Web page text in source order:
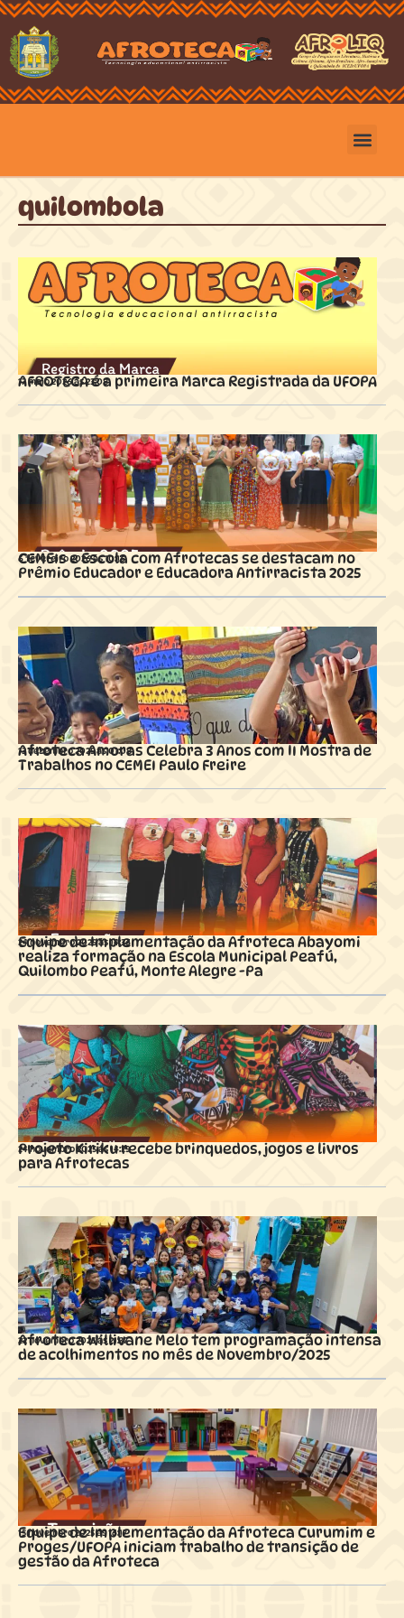
quilombola
17 maio 2026 ás23:08
AFROTECA é a primeira Marca Registrada da UFOPA
6 fevereiro 2026 ás10:16
CEMEIs e Escola com Afrotecas se destacam no
Prêmio Educador e Educadora Antirracista 2025
13 dezembro 2025 ás01:08
Afroteca Amoras Celebra 3 Anos com II Mostra de
Trabalhos no CEMEI Paulo Freire
24 novembro 2025 ás14:36
Equipe de Implementação da Afroteca Abayomi
realiza formação na Escola Municipal Peafú,
Quilombo Peafú, Monte Alegre -Pa
24 novembro 2025 ás14:29
Projeto Kiriku recebe brinquedos, jogos e livros
para Afrotecas
22 novembro 2025 ás21:37
Afroteca Willivane Melo tem programação intensa
de acolhimentos no mês de Novembro/2025
15 novembro 2025 ás16:17
Equipe de Implementação da Afroteca Curumim e
Proges/UFOPA iniciam trabalho de transição de
gestão da Afroteca